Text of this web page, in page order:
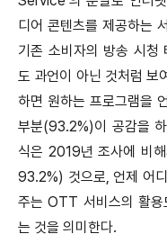
디어 콘텐츠를 제공하는
기존 소비자의 방송 시청
도 과언이 아닌 것처럼 보
하면 원하는 프로그램을
부분(93.2%)이 공감을
식은 2019년 조사에 비
93.2%) 것으로, 언제 어
주는 OTT 서비스의 활용
는 것을 의미한다.